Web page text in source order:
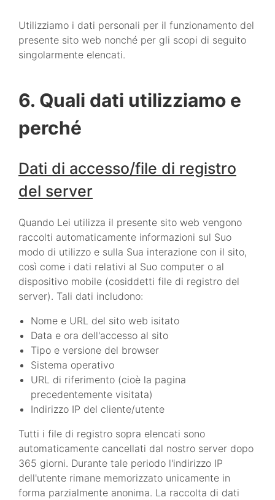
Utilizziamo i dati personali per il funzionamento del
presente sito web nonché per gli scopi di seguito
singolarmente elencati.
6. Quali dati utilizziamo e
perché
Dati di accesso/file di registro
del server
Quando Lei utilizza il presente sito web vengono
raccolti automaticamente informazioni sul Suo
modo di utilizzo e sulla Sua interazione con il sito,
così come i dati relativi al Suo computer o al
dispositivo mobile (cosiddetti file di registro del
server). Tali dati includono:
Nome e URL del sito web isitato
Data e ora dell'accesso al sito
Tipo e versione del browser
Sistema operativo
URL di riferimento (cioè la pagina
precedentemente visitata)
Indirizzo IP del cliente/utente
Tutti i file di registro sopra elencati sono
automaticamente cancellati dal nostro server dopo
365 giorni. Durante tale periodo l'indirizzo IP
dell'utente rimane memorizzato unicamente in
forma parzialmente anonima. La raccolta di dati